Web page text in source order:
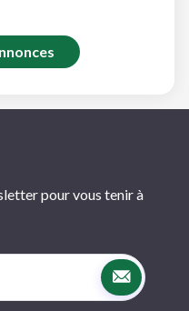
pour vous tenir à